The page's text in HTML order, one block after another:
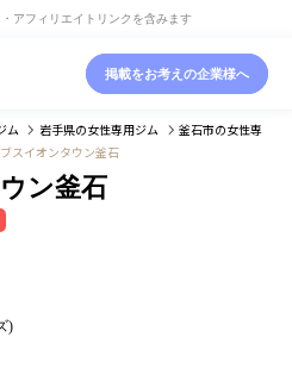
アフィリエイトリンクを含みます
掲載をお考えの企業様へ
ム 岩手県の女性専用ジム 釜石市の女性専
スイオンタウン釜石
ン釜石
)